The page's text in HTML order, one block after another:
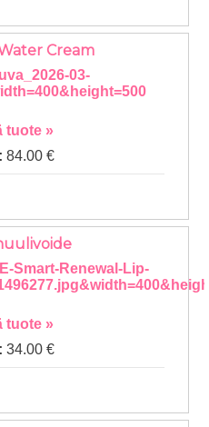
Cream
tuote »
84.00 €
tuote »
34.00 €